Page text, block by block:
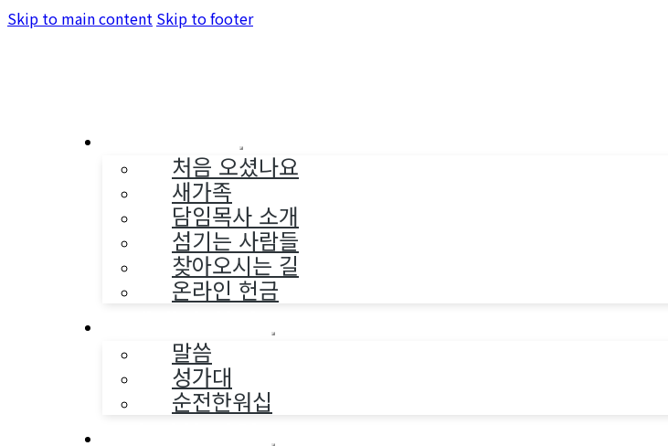
Skip to main content Skip to footer
처음 오셨나요
새가족
담임목사 소개
섬기는 사람들
찾아오시는 길
온라인 헌금
말씀
성가대
순전한워십